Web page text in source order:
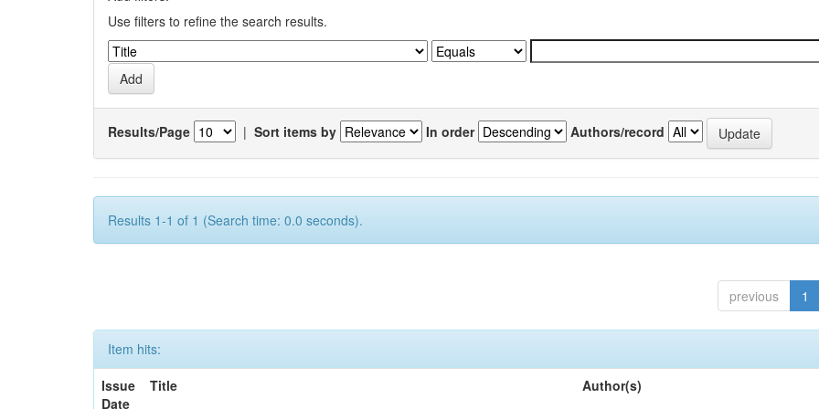
Use filters to refine the search results.
Results/Page | Sort items by In order Authors/record
Results 1-1 of 1 (Search time: 0.0 seconds).
previous 1
Item hits:
Issue
Date
Title Author(s)